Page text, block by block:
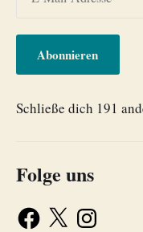
Abonnieren
Schließe dich 191
Folge uns